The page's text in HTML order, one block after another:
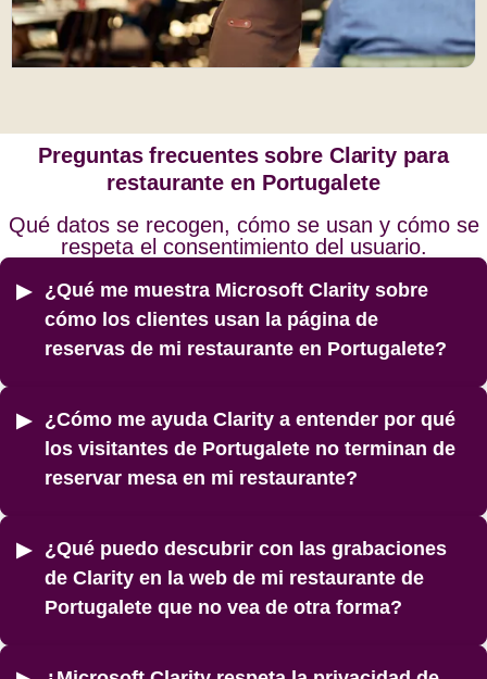
Preguntas frecuentes sobre Clarity para
restaurante en Portugalete
Qué datos se recogen, cómo se usan y cómo se
respeta el consentimiento del usuario.
¿Qué me muestra Microsoft Clarity sobre
cómo los clientes usan la página de
reservas de mi restaurante en Portugalete?
¿Cómo me ayuda Clarity a entender por qué
los visitantes de Portugalete no terminan de
reservar mesa en mi restaurante?
¿Qué puedo descubrir con las grabaciones
de Clarity en la web de mi restaurante de
Portugalete que no vea de otra forma?